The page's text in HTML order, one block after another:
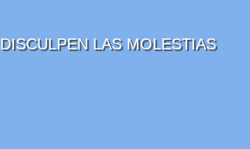
DISCULPEN LAS MOLESTIAS